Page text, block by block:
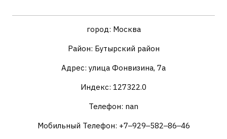
город: Москва
Район: Бутырский район
Адрес: улица Фонвизина, 7а
Индекс: 127322.0
Телефон: nan
Мобильный Телефон: +7‒929‒582‒86‒46